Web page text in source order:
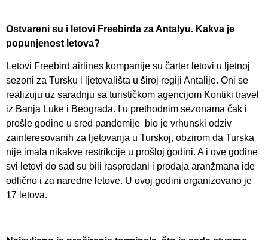
Ostvareni su i letovi Freebirda za Antalyu. Kakva je
popunjenost letova?
Letovi Freebird airlines kompanije su čarter letovi u ljetnoj
sezoni za Tursku i ljetovališta u široj regiji Antalije. Oni se
realizuju uz saradnju sa turističkom agencijom Kontiki travel
iz Banja Luke i Beograda. I u prethodnim sezonama čak i
prošle godine u sred pandemije bio je vrhunski odziv
zainteresovanih za ljetovanja u Turskoj, obzirom da Turska
nije imala nikakve restrikcije u prošloj godini. A i ove godine
svi letovi do sad su bili rasprodani i prodaja aranžmana ide
odlično i za naredne letove. U ovoj godini organizovano je
17 letova.